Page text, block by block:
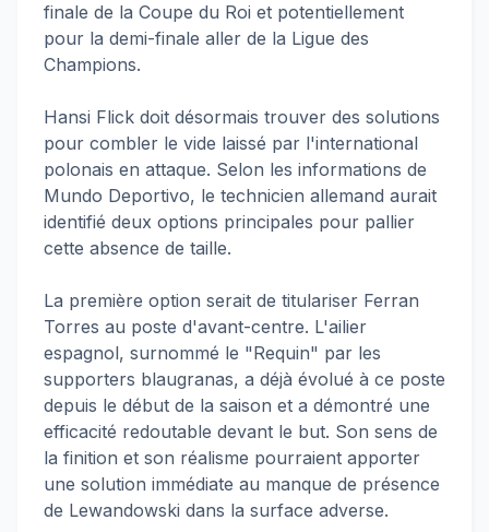
finale de la Coupe du Roi et potentiellement
pour la demi-finale aller de la Ligue des
Champions.
Hansi Flick doit désormais trouver des solutions
pour combler le vide laissé par l'international
polonais en attaque. Selon les informations de
Mundo Deportivo, le technicien allemand aurait
identifié deux options principales pour pallier
cette absence de taille.
La première option serait de titulariser Ferran
Torres au poste d'avant-centre. L'ailier
espagnol, surnommé le "Requin" par les
supporters blaugranas, a déjà évolué à ce poste
depuis le début de la saison et a démontré une
efficacité redoutable devant le but. Son sens de
la finition et son réalisme pourraient apporter
une solution immédiate au manque de présence
de Lewandowski dans la surface adverse.